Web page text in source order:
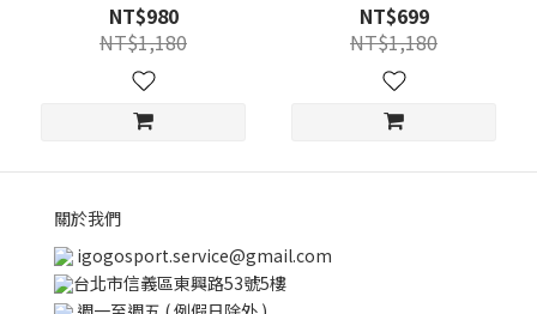
NT$980
NT$1,180
NT$699
NT$1,180
關於我們
igogosport.service@gmail.com
台北市信義區東興路53號5樓